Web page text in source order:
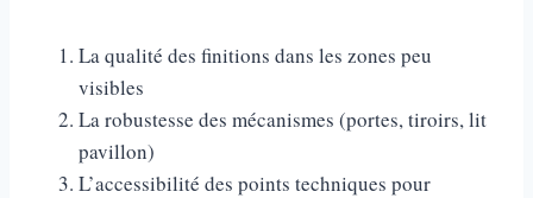
La qualité des finitions dans les zones peu
visibles
La robustesse des mécanismes (portes, tiroirs, lit
pavillon)
L’accessibilité des points techniques pour